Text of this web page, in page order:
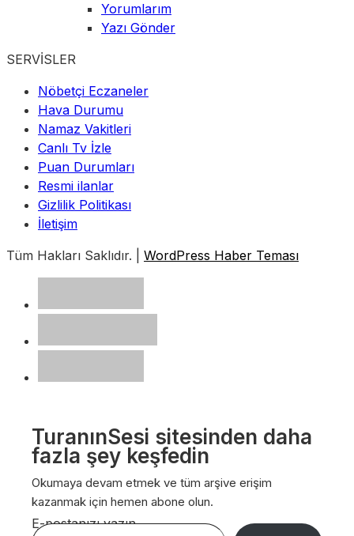
Yorumlarım
Yazı Gönder
SERVİSLER
Nöbetçi Eczaneler
Hava Durumu
Namaz Vakitleri
Canlı Tv İzle
Puan Durumları
Resmi ilanlar
Gizlilik Politikası
İletişim
Tüm Hakları Saklıdır. | WordPress Haber Teması
TuranınSesi sitesinden daha
fazla şey keşfedin
Okumaya devam etmek ve tüm arşive erişim
kazanmak için hemen abone olun.
E-postanızı yazın…